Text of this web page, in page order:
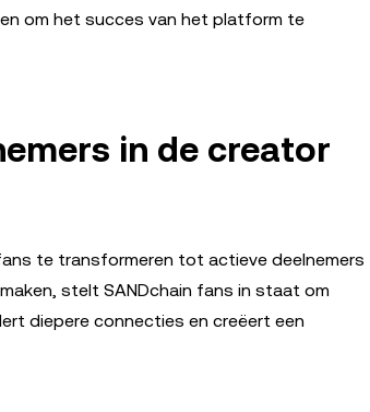
om het succes van het platform te
in de creator
te transformeren tot actieve deelnemers
stelt SANDchain fans in staat om
diepere connecties en creëert een